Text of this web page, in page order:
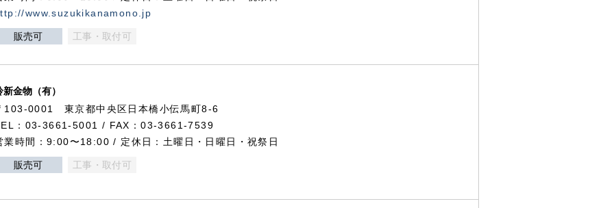
www.suzukikanamono.jp
販売可 工事・取付可
新金物（有）
103-0001 東京都中央区日本橋小伝馬町8-6
：03-3661-5001 / FAX：03-3661-7539
業時間：9:00〜18:00 / 定休日：土曜日・日曜日・祝祭日
販売可 工事・取付可